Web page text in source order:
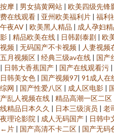
按摩 | 男女搞黄网站 | 欧美四级先锋
费在线观看 | 亚州欧美福利片 | 福利
午夜AV | 欧美黑人精品 | 成人孕妇
影 | 精品欧美在线 | 日韩剧泰剧 | 欧
视频 | 无码国产不卡视频 | 人妻视频
五月视频区 | 经典三级av在线 | 国产
| 日韩大香蕉国产 | 国产在线观看污 |
日韩美女色 | 国产视频97| 91成人在
综网 | 国产性爱八区 | 成人区电影 |
产乱人视频在线 | 精品高潮一区二区
线精品日本久久 | 日本三级演员 | 老
夜理论影院 | 成人无码国产 | 日韩中
←片 | 国产高清不卡二区 | 国产无码